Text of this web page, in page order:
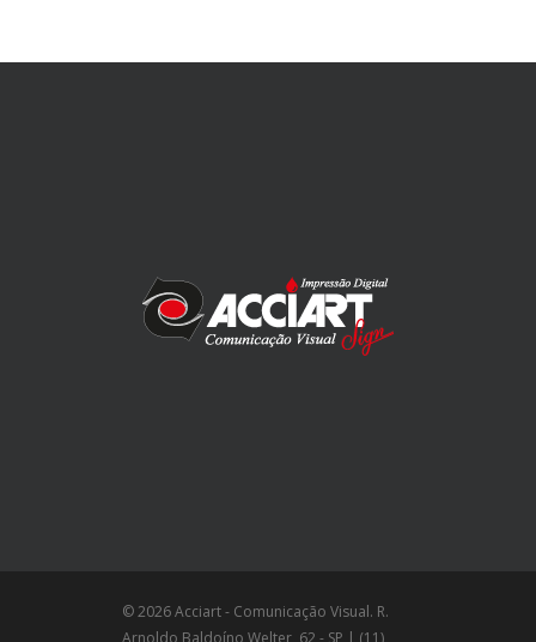
© 2026 Acciart - Comunicação Visual. R.